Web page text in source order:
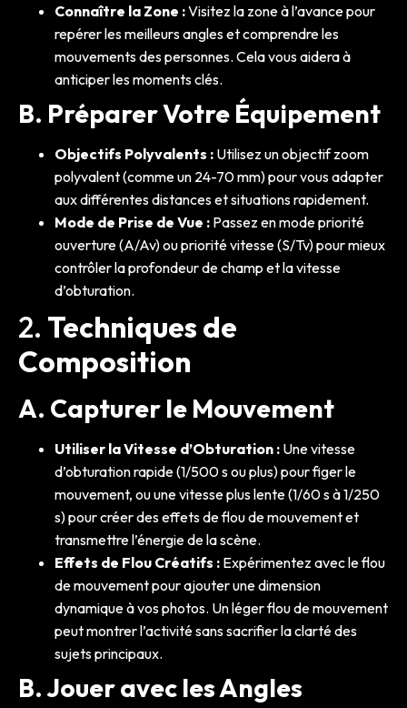
Connaître la Zone :Visitez la zone à l’avance pour
repérer les meilleurs angles et comprendre les
mouvements des personnes. Cela vous aidera à
anticiper les moments clés.
B. Préparer Votre Équipement
Objectifs Polyvalents : Utilisez un objectif zoom
polyvalent (comme un 24-70 mm) pour vous adapter
aux différentes distances et situations rapidement.
Mode de Prise de Vue : Passez en mode priorité
ouverture (A/Av) ou priorité vitesse (S/Tv) pour mieux
contrôler la profondeur de champ et la vitesse
d’obturation.
2. Techniques de
Composition
A. Capturer le Mouvement
Utiliser la Vitesse d’Obturation : Une vitesse
d’obturation rapide (1/500 s ou plus) pour figer le
mouvement, ou une vitesse plus lente (1/60 s à 1/250
s) pour créer des effets de flou de mouvement et
transmettre l’énergie de la scène.
Effets de Flou Créatifs : Expérimentez avec le flou
de mouvement pour ajouter une dimension
dynamique à vos photos. Un léger flou de mouvement
peut montrer l’activité sans sacrifier la clarté des
sujets principaux.
B. Jouer avec les Angles